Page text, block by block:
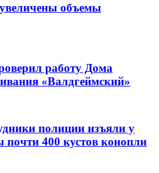
объемы
работу Дома
«Валдгеймский»
полиции изъяли у
400 кустов конопли